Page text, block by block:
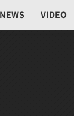
NEWS VIDEO